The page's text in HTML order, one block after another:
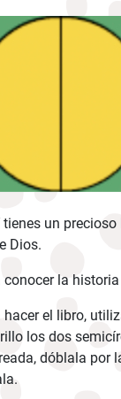
tienes un
Dios.
conocer la
hacer el libro,
los dos
dóblala por